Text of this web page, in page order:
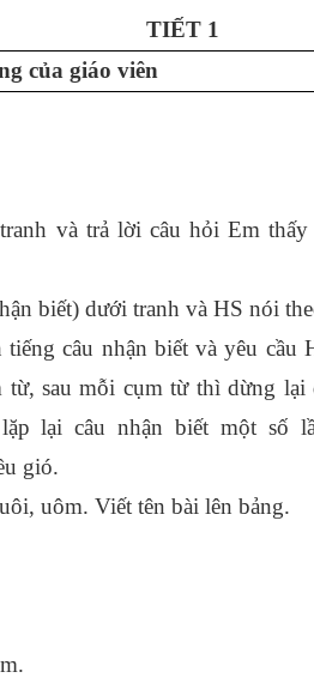
TIẾT 1
của giáo viên
và trả lời câu hỏi Em
biết) dưới tranh và HS nói
câu nhận biết và yêu cầu
sau mỗi cụm từ thì dừng lại
lại câu nhận biết một số
gió.
uôm. Viết tên bài lên bảng.